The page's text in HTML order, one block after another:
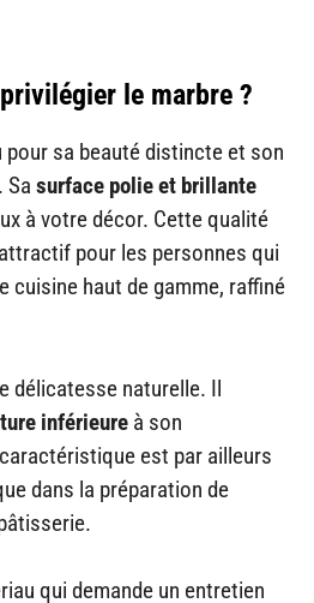
le marbre ?
pour sa beauté distincte et son
Sa surface polie et brillante
à votre décor. Cette qualité
pour les personnes qui
cuisine haut de gamme, raffiné
délicatesse naturelle. Il
inférieure à son
est par ailleurs
dans la préparation de
qui demande un entretien